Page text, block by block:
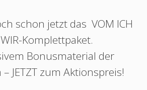
schon jetzt das VOM ICH
-Komplettpaket.
Bonusmaterial der
JETZT zum Aktionspreis!